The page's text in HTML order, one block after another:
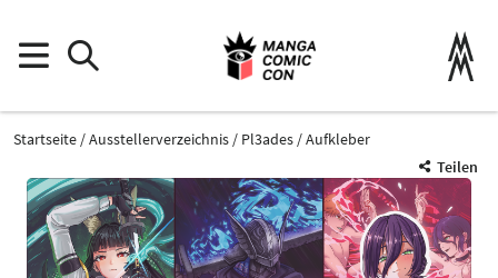
Startseite Ausstellerverzeichnis Pl3ades
Aufkleber
Teilen